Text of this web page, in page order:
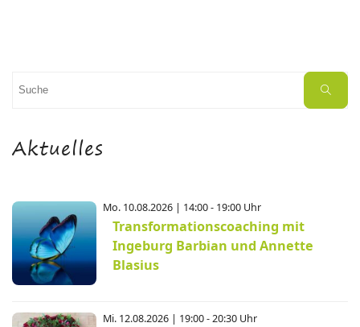
Suchen
Suche
Aktuelles
Mo. 10.08.2026 | 14:00 - 19:00 Uhr
Transformationscoaching mit
Ingeburg Barbian und Annette
Blasius
Mi. 12.08.2026 | 19:00 - 20:30 Uhr